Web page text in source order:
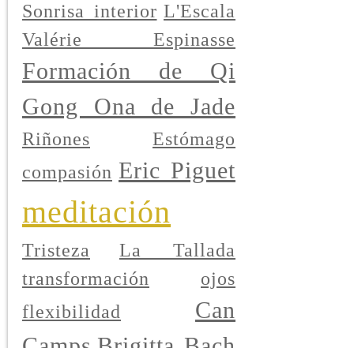
Sonrisa interior L'Escala
Valérie Espinasse
Formación de Qi
Gong Ona de Jade
Riñones
Estómago
compasión Eric Piguet
meditación
Tristeza
La Tallada
transformación
ojos
flexibilidad
Can